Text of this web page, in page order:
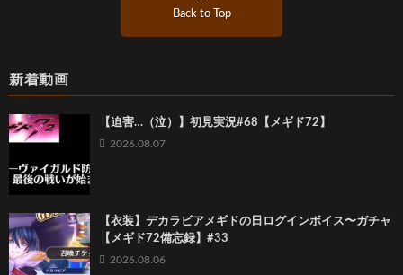
Back to Top
新着動画
【迫害…（泣）】初見実況#68【メギド72】
2026.08.07
【衣装】デカラビアメギドの日ログインボイス〜ガチャ
【メギド72備忘録】#33
2026.08.06